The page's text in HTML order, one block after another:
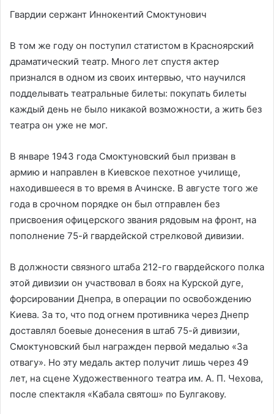
Гвардии сержант Иннокентий Смоктунович
В том же году он поступил статистом в Красноярский
драматический театр. Много лет спустя актер
признался в одном из своих интервью, что научился
подделывать театральные билеты: покупать билеты
каждый день не было никакой возможности, а жить без
театра он уже не мог.
В январе 1943 года Смоктуновский был призван в
армию и направлен в Киевское пехотное училище,
находившееся в то время в Ачинске. В августе того же
года в срочном порядке он был отправлен без
присвоения офицерского звания рядовым на фронт, на
пополнение 75-й гвардейской стрелковой дивизии.
В должности связного штаба 212-го гвардейского полка
этой дивизии он участвовал в боях на Курской дуге,
форсировании Днепра, в операции по освобождению
Киева. За то, что под огнем противника через Днепр
доставлял боевые донесения в штаб 75-й дивизии,
Смоктуновский был награжден первой медалью «За
отвагу». Но эту медаль актер получит лишь через 49
лет, на сцене Художественного театра им. А. П. Чехова,
после спектакля «Кабала святош» по Булгакову.